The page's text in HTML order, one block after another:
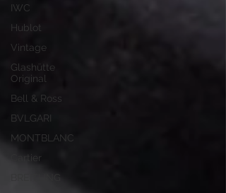
IWC
Hublot
Vintage
Glashütte
Original
Bell & Ross
BVLGARI
MONTBLANC
Cartier
BREITLING